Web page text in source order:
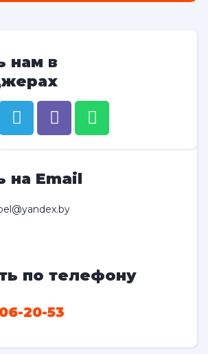
нам в
на Email
по телефону
20-53